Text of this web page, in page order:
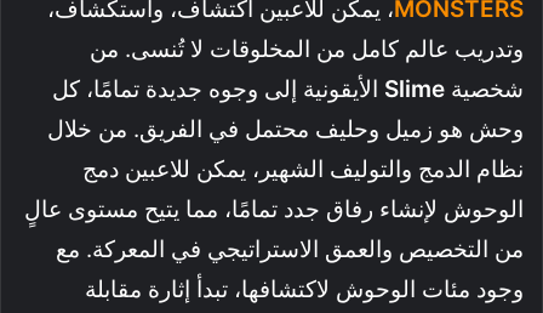
MONSTERS، يمكن للاعبين اكتشاف، واستكشاف،
وتدريب عالم كامل من المخلوقات لا تُنسى. من
شخصية Slime الأيقونية إلى وجوه جديدة تمامًا، كل
وحش هو زميل وحليف محتمل في الفريق. من خلال
نظام الدمج والتوليف الشهير، يمكن للاعبين دمج
الوحوش لإنشاء رفاق جدد تمامًا، مما يتيح مستوى عالٍ
من التخصيص والعمق الاستراتيجي في المعركة. مع
وجود مئات الوحوش لاكتشافها، تبدأ إثارة مقابلة